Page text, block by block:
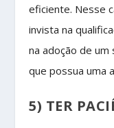
eficiente. Nesse
invista na
na adoção de
que possua uma
5) TER